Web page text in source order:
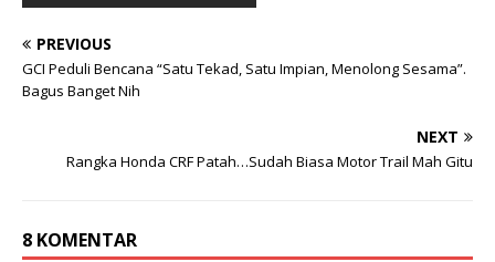
PREVIOUS
GCI Peduli Bencana “Satu Tekad, Satu Impian, Menolong Sesama”.
Bagus Banget Nih
NEXT
Rangka Honda CRF Patah…Sudah Biasa Motor Trail Mah Gitu
8 KOMENTAR